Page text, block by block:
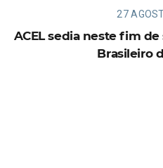
27
ACEL sedia neste fim
Brasileiro